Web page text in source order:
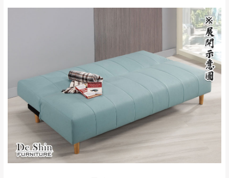
基隆山區
$ 9,000以上：免
運費
$ 9,000以下：
NT$500元
＊A108產品另收運費
卓蘭鎮、三灣、通
霄山區、西湖、泰
安鄉、大湖鄉、頭
屋、獅潭鄉
配送天數：5~14天
到貨時間：指定送貨日當天以電話聯絡確認
快速到貨商品，無法指定特定時間送達，司
機當天到貨前皆會再與您通知，讓你不用整
由於百貨公司配送較為不易，故暫無法配送
至百貨公司內部。
發票寄送：
若您選擇三聯式或索取兩聯式發票，發票將於商品
完成出貨15個工作天另行寄出，另外約加上2~7個
工作天內送達，如遇國定假日將順延寄送。
退換貨說明：